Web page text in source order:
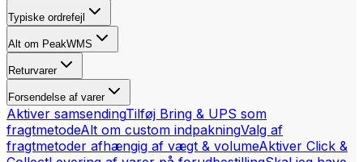
Typiske ordrefejl
Alt om PeakWMS
Returvarer
Forsendelse af varer
Aktiver samsendingTilføj Bring & UPS som
fragtmetodeAlt om custom indpakningValg af
fragtmetoder afhængig af vægt & volumeAktiver Click &